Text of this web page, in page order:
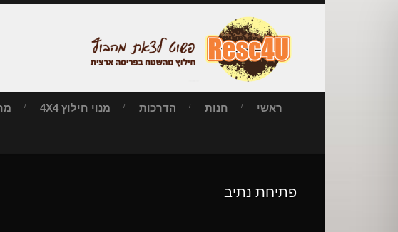
ראשי חנות הדרכות מנוי חילוץ 4X4
פתיחת נתיב